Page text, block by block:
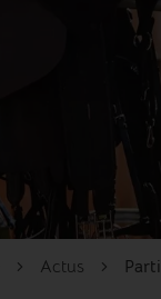
Actus